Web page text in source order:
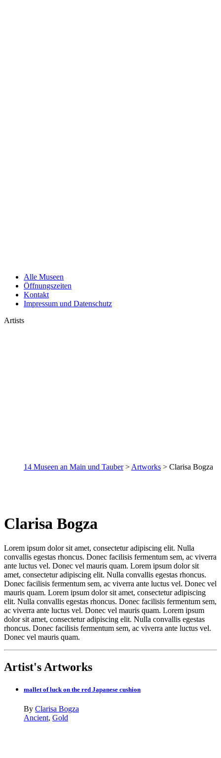
Alle Museen
Öffnungszeiten
Kontakt
Impressum und Datenschutz
Artists
14 Museen an Main und Tauber> Artworks > Clarisa Bogza
Clarisa Bogza
Lorem ipsum dolor sit amet, consectetur adipiscing elit. Nulla
convallis egestas rhoncus. Donec facilisis fermentum sem, ac viverra
ante luctus vel. Donec vel mauris quam. Lorem ipsum dolor sit
amet, consectetur adipiscing elit. Nulla convallis egestas rhoncus.
Donec facilisis fermentum sem, ac viverra ante luctus vel. Donec vel
mauris quam. Lorem ipsum dolor sit amet, consectetur adipiscing
elit. Nulla convallis egestas rhoncus. Donec facilisis fermentum sem,
ac viverra ante luctus vel. Donec vel mauris quam. Lorem ipsum
dolor sit amet, consectetur adipiscing elit. Nulla convallis egestas
rhoncus. Donec facilisis fermentum sem, ac viverra ante luctus vel.
Donec vel mauris quam.
Artist's Artworks
mallet of luck on the red Japanese cushion
By Clarisa Bogza
Ancient, Gold